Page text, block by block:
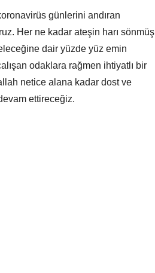
günlerini andıran
Her ne kadar ateşin harı sönmüş
dair yüzde yüz emin
odaklara rağmen ihtiyatlı bir
netice alana kadar dost ve
ettireceğiz.